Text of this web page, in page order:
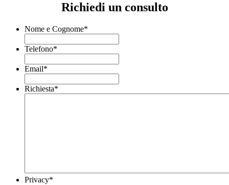
Richiedi un consulto
Nome e Cognome*
Telefono*
Email*
Richiesta*
Privacy*